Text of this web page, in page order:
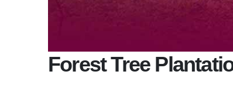
Forest Tree